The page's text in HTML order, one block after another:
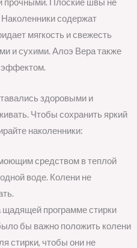
прочными. Плоские швы не
содержат
мягкость и свежесть
и сухими. Алоэ Вера также
эффектом.
здоровыми и
Чтобы сохранить яркий
наколенники:
средством в теплой
воде. Колени не
программе стирки
бы важно положить колени
стирки, чтобы они не